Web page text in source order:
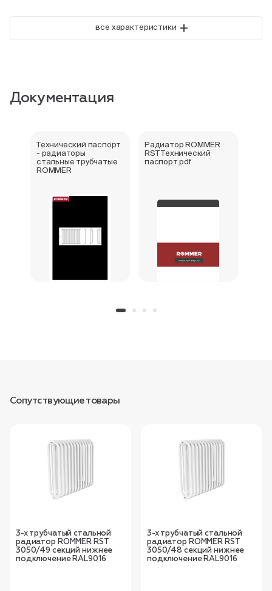
все характеристики +
Документация
Технический паспорт
- радиаторы
стальные трубчатые
ROMMER
Радиатор ROMMER
RST Технический
паспорт.pdf
Сопутствующие товары
3-х трубчатый стальной
радиатор ROMMER RST
3050/49 секций нижнее
подключение RAL9016
3-х трубчатый стальной
радиатор ROMMER RST
3050/48 секций нижнее
подключение RAL9016